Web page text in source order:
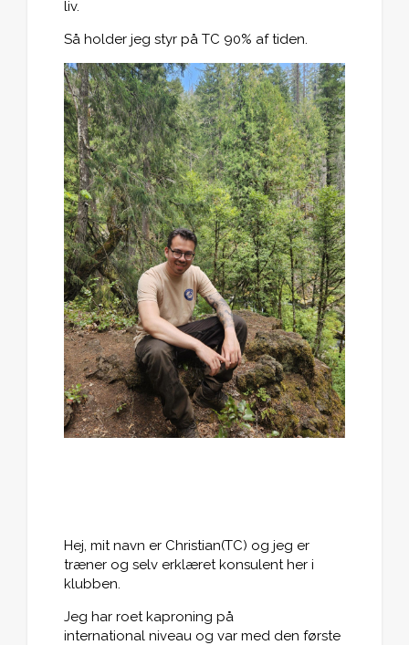
liv.
Så holder jeg styr på TC 90% af tiden.
Hej, mit navn er Christian(TC) og jeg er
træner og selv erklæret konsulent her i
klubben.
Jeg har roet kaproning på
international niveau og var med den første